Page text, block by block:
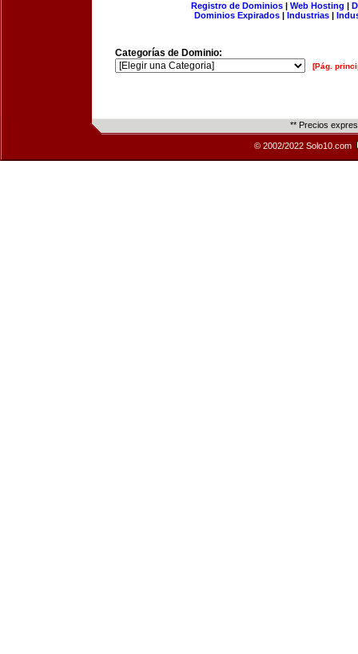
Registro de Dominios| Web Hosting |
Dominios Expirados | Industrias |
Categorías de Dominio:
[Pág.
** Precios
© 2002/2022 Solo10.com